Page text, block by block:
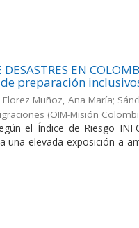
EN
preparación
Muñoz, Ana María;
(OIM-Misión
el Índice de Riesgo
una elevada exposición a